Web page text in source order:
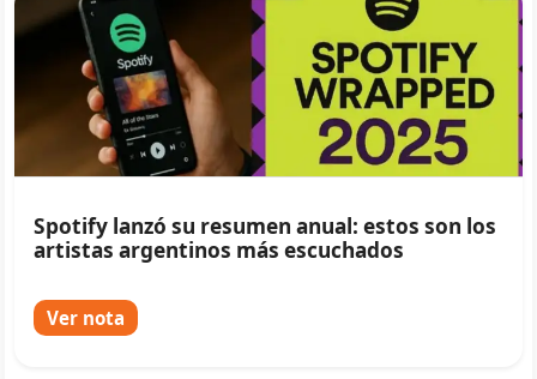
Spotify lanzó su resumen anual: estos son los
artistas argentinos más escuchados
Ver nota